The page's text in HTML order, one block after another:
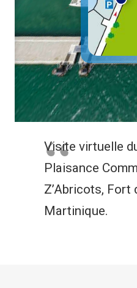
Visite virtuelle
Plaisance
Z’Abricots, Fort
Martinique.